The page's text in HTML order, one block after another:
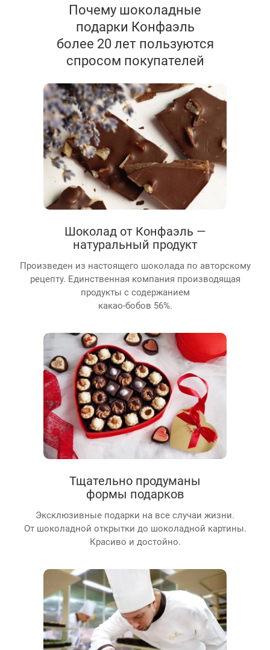
Почему шоколадные
подарки Конфаэль
более 20 лет пользуются
спросом покупателей
Шоколад от Конфаэль —
натуральный продукт
Произведен из настоящего шоколада по авторскому
рецепту. Единственная компания производящая
продукты с содержанием
какао-бобов 56%.
Тщательно продуманы
формы подарков
Эксклюзивные подарки на все случаи жизни.
От шоколадной открытки до шоколадной картины.
Красиво и достойно.